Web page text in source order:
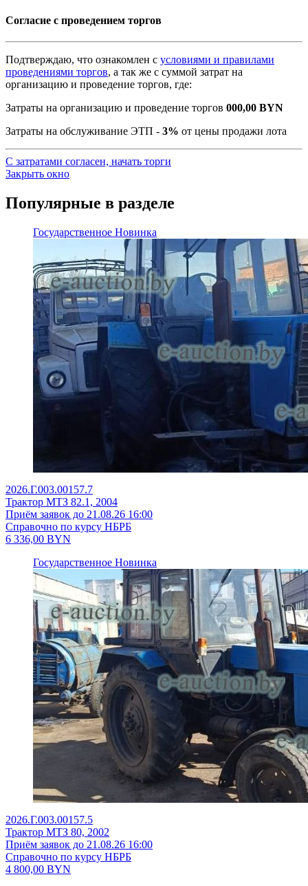
Согласие с проведением торгов
Подтверждаю, что ознакомлен с условиями и правилами
проведениями торгов, а так же с суммой затрат на
организацию и проведение торгов, где:
Затраты на организацию и проведение торгов 000,00 BYN
Затраты на обслуживание ЭТП - 3% от цены продажи лота
С затратами согласен, начать торги
Закрыть окно
Популярные в разделе
Государственное Новинка
2026.Г.003.00157.7
Трактор МТЗ 82.1, 2004
Приём заявок до 21.08.26 16:00
Справочно по курсу НБРБ
6 336,00 BYN
Государственное Новинка
2026.Г.003.00157.5
Трактор МТЗ 80, 2002
Приём заявок до 21.08.26 16:00
Справочно по курсу НБРБ
4 800,00 BYN